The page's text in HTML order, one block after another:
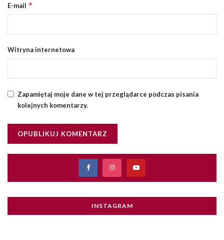
E-mail *
Witryna internetowa
Zapamiętaj moje dane w tej przeglądarce podczas pisania
kolejnych komentarzy.
INSTAGRAM